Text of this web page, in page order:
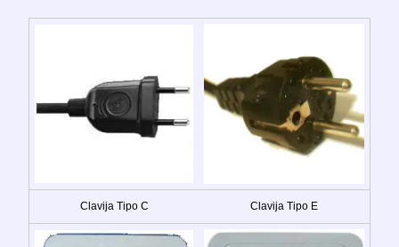
Clavija Tipo C Clavija Tipo E